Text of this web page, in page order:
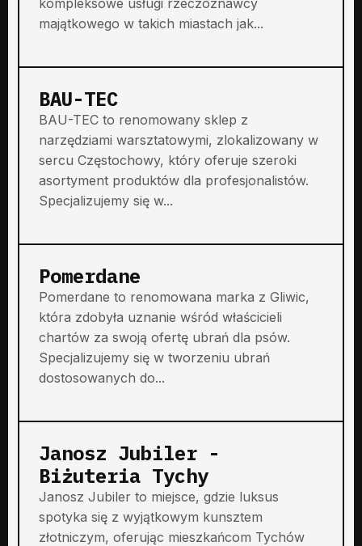
majątkowego w takich miastach jak...
BAU-TEC
BAU-TEC to renomowany sklep z
narzędziami warsztatowymi, zlokalizowany w
sercu Częstochowy, który oferuje szeroki
asortyment produktów dla profesjonalistów.
Specjalizujemy się w...
Pomerdane
Pomerdane to renomowana marka z Gliwic,
która zdobyła uznanie wśród właścicieli
chartów za swoją ofertę ubrań dla psów.
Specjalizujemy się w tworzeniu ubrań
dostosowanych do...
Janosz Jubiler -
Biżuteria Tychy
Janosz Jubiler to miejsce, gdzie luksus
spotyka się z wyjątkowym kunsztem
złotniczym, oferując mieszkańcom Tychów